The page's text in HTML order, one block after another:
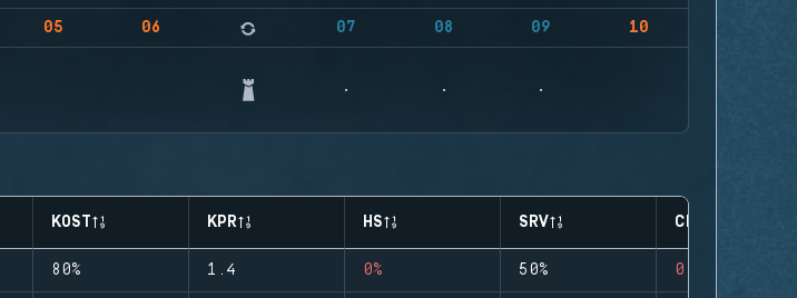
05 06 07 08 09 10
KOST KPR HS SRV CLUTCHES
80% 1.4 0% 50% 0